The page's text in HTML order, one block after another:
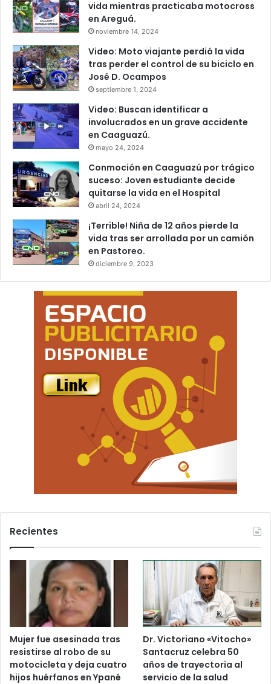
vida mientras practicaba motocross
en Areguá.
noviembre 14, 2024
Video: Moto viajante perdió la vida
tras perder el control de su biciclo en
José D. Ocampos
septiembre 1, 2024
Video: Buscan identificar a
involucrados en un grave accidente
en Caaguazú.
mayo 24, 2024
Conmoción en Caaguazú por trágico
suceso: Joven estudiante decide
quitarse la vida en el Hospital
abril 24, 2024
¡Terrible! Niña de 12 años pierde la
vida tras ser arrollada por un camión
en Pastoreo.
diciembre 9, 2023
Recientes
Mujer fue asesinada tras
resistirse al robo de su
motocicleta y deja cuatro
hijos huérfanos en Ypané
Dr. Victoriano «Vitocho»
Santacruz celebra 50
años de trayectoria al
servicio de la salud